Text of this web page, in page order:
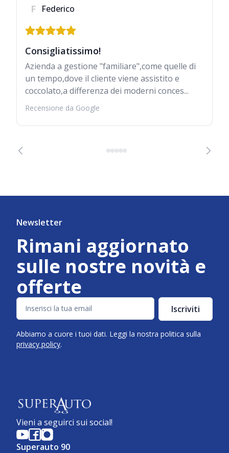
F Federico
Consigliatissimo!
Azienda a gestione "familiare",come quelle di
un tempo,dove il cliente viene assistito e
coccolato,a differenza dei moderni conces...
Recensione da Google
Newsletter
Rimani aggiornato
sulle nostre novità e
offerte
Iscriviti
Abbiamo a cuore i tuoi dati. Leggi la nostra politica sulla
privacy policy.
Vieni a seguirci sui social!
Superauto 90